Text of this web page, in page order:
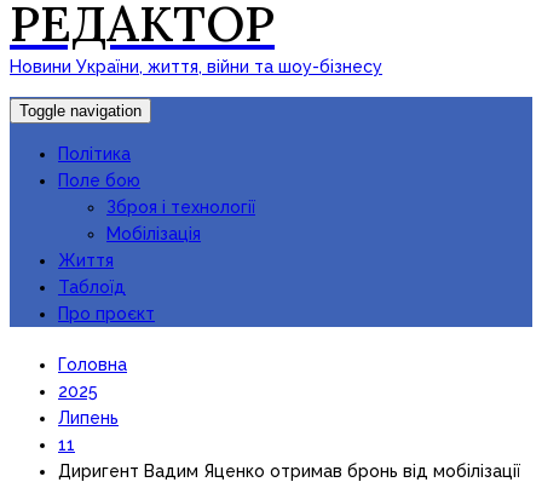
РЕДАКТОР
Новини України, життя, війни та шоу-бізнесу
Toggle navigation
Політика
Поле бою
Зброя і технології
Мобілізація
Життя
Таблоїд
Про проєкт
Головна
2025
Липень
11
Диригент Вадим Яценко отримав бронь від мобілізації